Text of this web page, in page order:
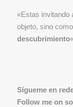
«Estas invitando
objeto, sino
descubrimiento
Sígueme en
Follow me on